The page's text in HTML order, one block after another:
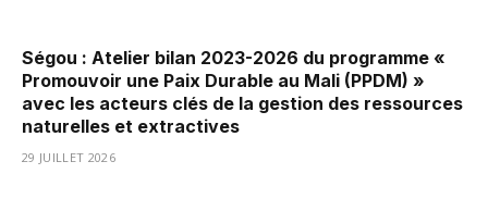
Ségou : Atelier bilan 2023-2026 du programme «
Promouvoir une Paix Durable au Mali (PPDM) »
avec les acteurs clés de la gestion des ressources
naturelles et extractives
29 JUILLET 2026